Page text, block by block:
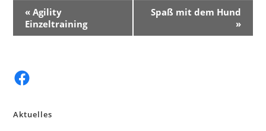
r
s
a
« Agility
Einzeltraining
Spaß mit dem Hund
»
Facebook
Aktuelles